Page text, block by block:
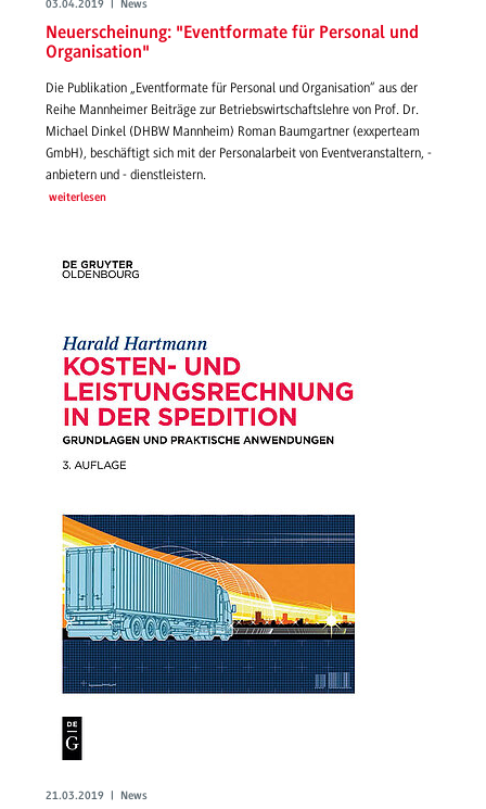
03.04.2019 | News
Neuerscheinung: "Eventformate für Personal und
Organisation"
Die Publikation „Eventformate für Personal und Organisation“ aus der
Reihe Mannheimer Beiträge zur Betriebswirtschaftslehre von Prof. Dr.
Michael Dinkel (DHBW Mannheim) Roman Baumgartner (exxperteam
GmbH), beschäftigt sich mit der Personalarbeit von Eventveranstaltern, -
anbietern und - dienstleistern.
weiterlesen
21.03.2019 | News